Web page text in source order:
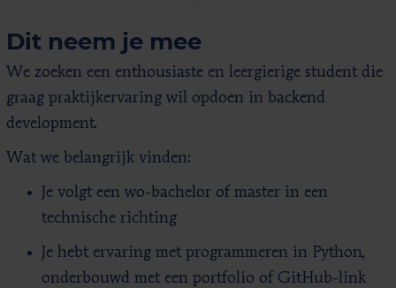
Dit neem je mee
We zoeken een enthousiaste en leergierige student die
graag praktijkervaring wil opdoen in backend
development.
Wat we belangrijk vinden:
Je volgt een wo-bachelor of master in een
technische richting
Je hebt ervaring met programmeren in Python,
onderbouwd met een portfolio of GitHub-link